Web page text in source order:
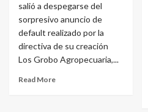
salió a despegarse del
sorpresivo anuncio de
default realizado por la
directiva de su creación
Los Grobo Agropecuaria,...
Read More